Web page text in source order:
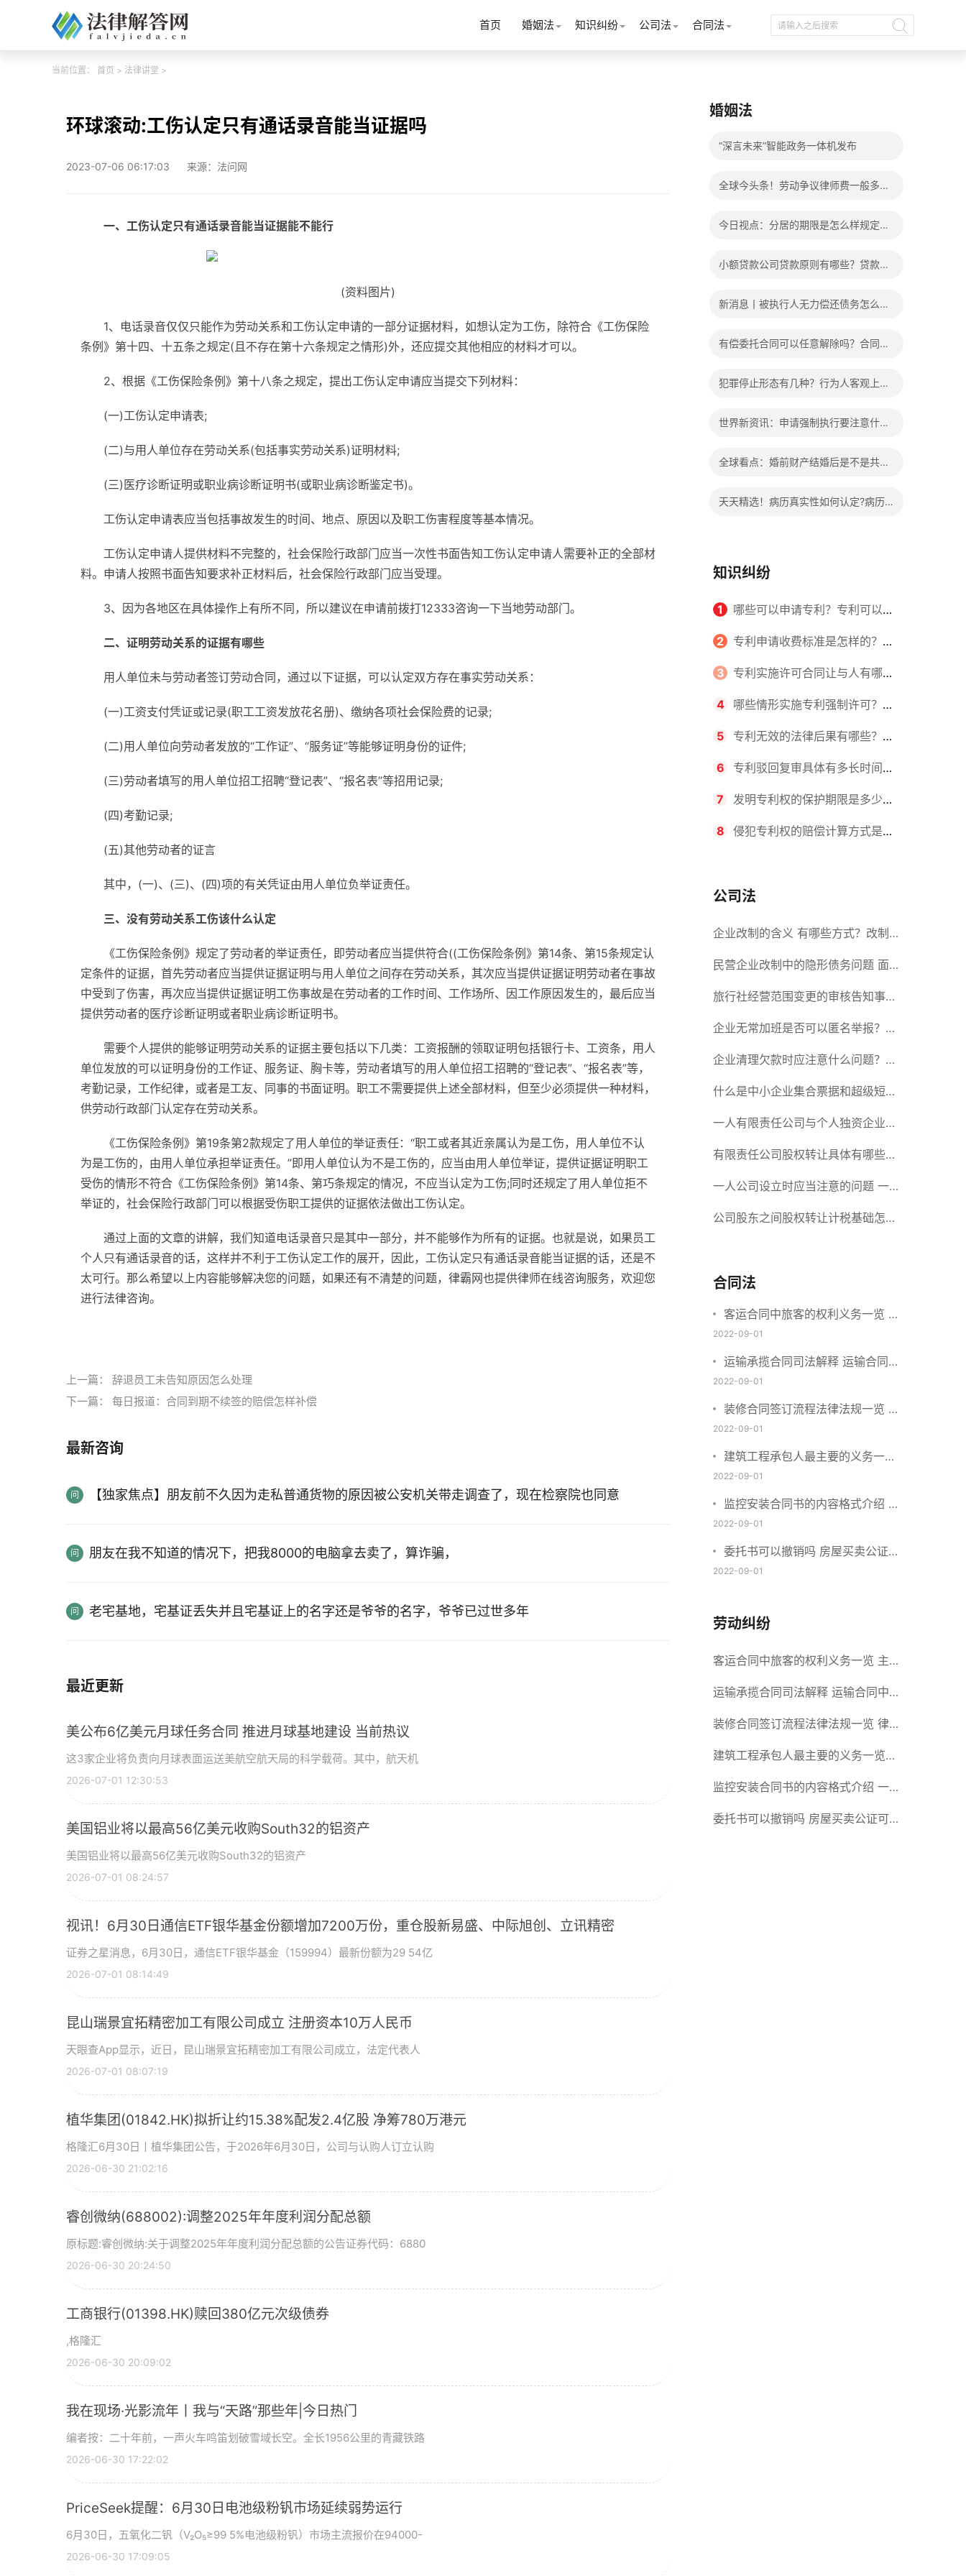
首页 婚姻法 知识纠纷 公司法 合同法
当前位置： 首页 > 法律讲堂 >
环球滚动:工伤认定只有通话录音能当证据吗
2023-07-06 06:17:03 来源：法问网
一、工伤认定只有通话录音能当证据能不能行
(资料图片)
1、电话录音仅仅只能作为劳动关系和工伤认定申请的一部分证据材料，如想认定为工伤，除符合《工伤保险
条例》第十四、十五条之规定(且不存在第十六条规定之情形)外，还应提交其他相应的材料才可以。
2、根据《工伤保险条例》第十八条之规定，提出工伤认定申请应当提交下列材料：
(一)工伤认定申请表;
(二)与用人单位存在劳动关系(包括事实劳动关系)证明材料;
(三)医疗诊断证明或职业病诊断证明书(或职业病诊断鉴定书)。
工伤认定申请表应当包括事故发生的时间、地点、原因以及职工伤害程度等基本情况。
工伤认定申请人提供材料不完整的，社会保险行政部门应当一次性书面告知工伤认定申请人需要补正的全部材
料。申请人按照书面告知要求补正材料后，社会保险行政部门应当受理。
3、因为各地区在具体操作上有所不同，所以建议在申请前拨打12333咨询一下当地劳动部门。
二、证明劳动关系的证据有哪些
用人单位未与劳动者签订劳动合同，通过以下证据，可以认定双方存在事实劳动关系：
(一)工资支付凭证或记录(职工工资发放花名册)、缴纳各项社会保险费的记录;
(二)用人单位向劳动者发放的“工作证”、“服务证”等能够证明身份的证件;
(三)劳动者填写的用人单位招工招聘“登记表”、“报名表”等招用记录;
(四)考勤记录;
(五)其他劳动者的证言
其中，(一)、(三)、(四)项的有关凭证由用人单位负举证责任。
三、没有劳动关系工伤该什么认定
《工伤保险条例》规定了劳动者的举证责任，即劳动者应当提供符合((工伤保险条例》第14条、第15条规定认
定条件的证据，首先劳动者应当提供证据证明与用人单位之间存在劳动关系，其次应当提供证据证明劳动者在事故
中受到了伤害，再次应当提供证据证明工伤事故是在劳动者的工作时间、工作场所、因工作原因发生的，最后应当
提供劳动者的医疗诊断证明或者职业病诊断证明书。
需要个人提供的能够证明劳动关系的证据主要包括以下几类：工资报酬的领取证明包括银行卡、工资条，用人
单位发放的可以证明身份的工作证、服务证、胸卡等，劳动者填写的用人单位招工招聘的“登记表”、“报名表”等，
考勤记录，工作纪律，或者是工友、同事的书面证明。职工不需要提供上述全部材料，但至少必须提供一种材料，
供劳动行政部门认定存在劳动关系。
《工伤保险条例》第19条第2款规定了用人单位的举证责任：“职工或者其近亲属认为是工伤，用人单位不认
为是工伤的，由用人单位承担举证责任。”即用人单位认为不是工伤的，应当由用人单位举证，提供证据证明职工
受伤的情形不符合《工伤保险条例》第14条、第巧条规定的情况，不应当认定为工伤;同时还规定了用人单位拒不
举证的，社会保险行政部门可以根据受伤职工提供的证据依法做出工伤认定。
通过上面的文章的讲解，我们知道电话录音只是其中一部分，并不能够作为所有的证据。也就是说，如果员工
个人只有通话录音的话，这样并不利于工伤认定工作的展开，因此，工伤认定只有通话录音能当证据的话，还是不
太可行。那么希望以上内容能够解决您的问题，如果还有不清楚的问题，律霸网也提供律师在线咨询服务，欢迎您
进行法律咨询。
上一篇： 辞退员工未告知原因怎么处理
下一篇： 每日报道：合同到期不续签的赔偿怎样补偿
最新咨询
【独家焦点】朋友前不久因为走私普通货物的原因被公安机关带走调查了，现在检察院也同意
朋友在我不知道的情况下，把我8000的电脑拿去卖了，算诈骗，
老宅基地，宅基证丢失并且宅基证上的名字还是爷爷的名字，爷爷已过世多年
最近更新
美公布6亿美元月球任务合同 推进月球基地建设 当前热议
这3家企业将负责向月球表面运送美航空航天局的科学载荷。其中，航天机
2026-07-01 12:30:53
美国铝业将以最高56亿美元收购South32的铝资产
美国铝业将以最高56亿美元收购South32的铝资产
2026-07-01 08:24:57
视讯！6月30日通信ETF银华基金份额增加7200万份，重仓股新易盛、中际旭创、立讯精密
证券之星消息，6月30日，通信ETF银华基金（159994）最新份额为29 54亿
2026-07-01 08:14:49
昆山瑞景宜拓精密加工有限公司成立 注册资本10万人民币
天眼查App显示，近日，昆山瑞景宜拓精密加工有限公司成立，法定代表人
2026-07-01 08:07:19
植华集团(01842.HK)拟折让约15.38%配发2.4亿股 净筹780万港元
格隆汇6月30日丨植华集团公告，于2026年6月30日，公司与认购人订立认购
2026-06-30 21:02:16
睿创微纳(688002):调整2025年年度利润分配总额
原标题:睿创微纳:关于调整2025年年度利润分配总额的公告证券代码：6880
2026-06-30 20:24:50
工商银行(01398.HK)赎回380亿元次级债券
,格隆汇
2026-06-30 20:09:02
我在现场·光影流年丨我与“天路”那些年|今日热门
编者按：二十年前，一声火车鸣笛划破雪域长空。全长1956公里的青藏铁路
2026-06-30 17:22:02
PriceSeek提醒：6月30日电池级粉钒市场延续弱势运行
6月30日，五氧化二钒（V₂O₅≥99 5%电池级粉钒）市场主流报价在94000-
2026-06-30 17:09:05
婚姻法
“深言未来”智能政务一体机发布
全球今头条！劳动争议律师费一般多少
今日视点：分居的期限是怎么样规定
小额贷款公司贷款原则有哪些？贷款不
新消息丨被执行人无力偿还债务怎么
有偿委托合同可以任意解除吗？合同无
犯罪停止形态有几种？行为人客观上实
世界新资讯：申请强制执行要注意什么
全球看点：婚前财产结婚后是不是共同
天天精选！病历真实性如何认定?病历
知识纠纷
1 哪些可以申请专利？专利可以同
时多个人一起申请吗？
2 专利申请收费标准是怎样的？申
请不同类型的专利所需要的钱不同
3 专利实施许可合同让与人有哪些
主要义务？专利实施许可合同与专利
许可合同有什么区别？
4 哪些情形实施专利强制许可？专
利强制许可的前提条件是什么？
5 专利无效的法律后果有哪些？专
利的无效情形有哪些？
6 专利驳回复审具体有多长时间？
哪些情况下专利申请可能被驳回？
7 发明专利权的保护期限是多少
年？非专利发明人是否有专利申请
8 侵犯专利权的赔偿计算方式是什
间？
公司法
企业改制的含义 有哪些方式？改制
后国企员工属于什么性质？
民营企业改制中的隐形债务问题 面
对隐形债务问题应该如何解决？
旅行社经营范围变更的审核告知事项
旅游业的发展现状和趋势
企业无常加班是否可以匿名举报？强
制加班公司没有加班费怎么办？
企业清理欠款时应注意什么问题？企
业短期借款需要注意哪些事项？
什么是中小企业集合票据和超级短期
融资券？一起来了解一下吧！
一人有限责任公司与个人独资企业的
区别 这些知识你都知道吗？
有限责任公司股权转让具体有哪些形
式？来了解下这五种形式
一人公司设立时应当注意的问题 一
人公司的特征
公司股东之间股权转让计税基础怎么
合什么要件？
合同法
客运合同中旅客的权利义务一览 主
要包括这些内容
2022-09-01
运输承揽合同司法解释 运输合同中
承运人的义务有哪些
2022-09-01
装修合同签订流程法律法规一览 律
师解答
2022-09-01
建筑工程承包人最主要的义务一览
承包合同内容介绍
2022-09-01
监控安装合同书的内容格式介绍 一
般包括这些条款
2022-09-01
委托书可以撤销吗 房屋买卖公证可
否撤销
2022-09-01
劳动纠纷
客运合同中旅客的权利义务一览 主
要包括这些内容
运输承揽合同司法解释 运输合同中
承运人的义务有哪些
装修合同签订流程法律法规一览 律
师解答
建筑工程承包人最主要的义务一览
承包合同内容介绍
监控安装合同书的内容格式介绍 一
般包括这些条款
委托书可以撤销吗 房屋买卖公证可